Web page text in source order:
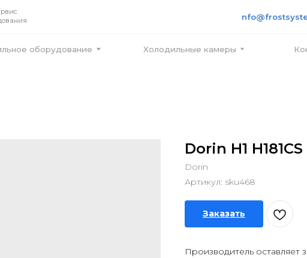
info@frostsystems.ru
ПН-ПТ с
Dorin H1 H181CS
Dorin
Артикул: sku468
Заказать
Производитель оставляет